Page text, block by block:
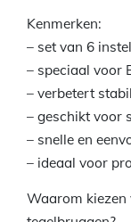
Kenmerken:
– set van 6
– speciaal voor
– verbetert
– geschikt voor
– snelle en
– ideaal voor
Waarom kiezen